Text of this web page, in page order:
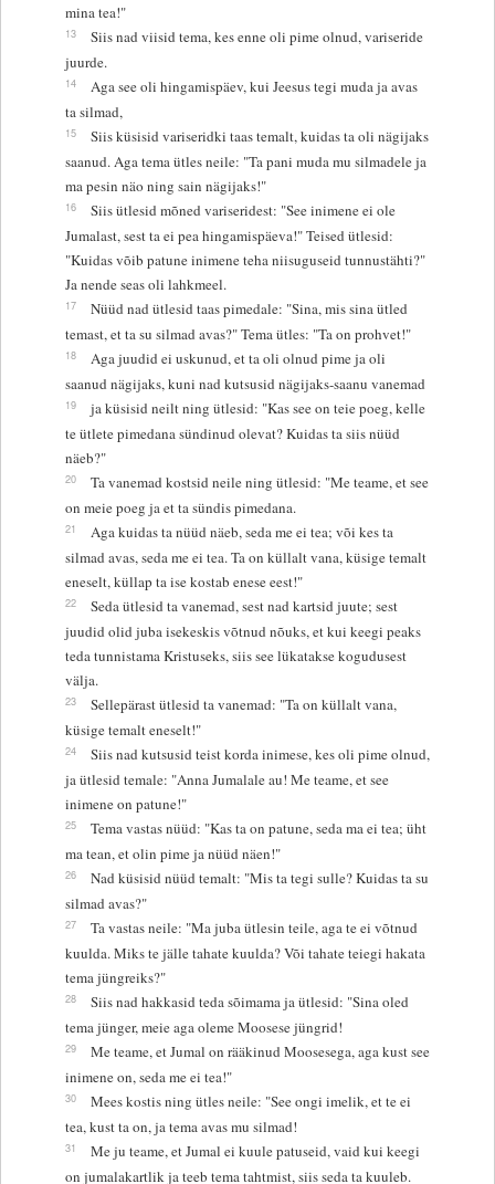
mina tea!"
13
Siis nad viisid tema, kes enne oli pime olnud, variseride
juurde.
14
Aga see oli hingamispäev, kui Jeesus tegi muda ja avas
ta silmad,
15
Siis küsisid variseridki taas temalt, kuidas ta oli nägijaks
saanud. Aga tema ütles neile: "Ta pani muda mu silmadele ja
ma pesin näo ning sain nägijaks!"
16
Siis ütlesid mõned variseridest: "See inimene ei ole
Jumalast, sest ta ei pea hingamispäeva!" Teised ütlesid:
"Kuidas võib patune inimene teha niisuguseid tunnustähti?"
Ja nende seas oli lahkmeel.
17
Nüüd nad ütlesid taas pimedale: "Sina, mis sina ütled
temast, et ta su silmad avas?" Tema ütles: "Ta on prohvet!"
18
Aga juudid ei uskunud, et ta oli olnud pime ja oli
saanud nägijaks, kuni nad kutsusid nägijaks-saanu vanemad
19
ja küsisid neilt ning ütlesid: "Kas see on teie poeg, kelle
te ütlete pimedana sündinud olevat? Kuidas ta siis nüüd
näeb?"
20
Ta vanemad kostsid neile ning ütlesid: "Me teame, et see
on meie poeg ja et ta sündis pimedana.
21
Aga kuidas ta nüüd näeb, seda me ei tea; või kes ta
silmad avas, seda me ei tea. Ta on küllalt vana, küsige temalt
eneselt, küllap ta ise kostab enese eest!"
22
Seda ütlesid ta vanemad, sest nad kartsid juute; sest
juudid olid juba isekeskis võtnud nõuks, et kui keegi peaks
teda tunnistama Kristuseks, siis see lükatakse kogudusest
välja.
23
Sellepärast ütlesid ta vanemad: "Ta on küllalt vana,
küsige temalt eneselt!"
24
Siis nad kutsusid teist korda inimese, kes oli pime olnud,
ja ütlesid temale: "Anna Jumalale au! Me teame, et see
inimene on patune!"
25
Tema vastas nüüd: "Kas ta on patune, seda ma ei tea; üht
ma tean, et olin pime ja nüüd näen!"
26
Nad küsisid nüüd temalt: "Mis ta tegi sulle? Kuidas ta su
silmad avas?"
27
Ta vastas neile: "Ma juba ütlesin teile, aga te ei võtnud
kuulda. Miks te jälle tahate kuulda? Või tahate teiegi hakata
tema jüngreiks?"
28
Siis nad hakkasid teda sõimama ja ütlesid: "Sina oled
tema jünger, meie aga oleme Moosese jüngrid!
29
Me teame, et Jumal on rääkinud Moosesega, aga kust see
inimene on, seda me ei tea!"
30
Mees kostis ning ütles neile: "See ongi imelik, et te ei
tea, kust ta on, ja tema avas mu silmad!
31
Me ju teame, et Jumal ei kuule patuseid, vaid kui keegi
on jumalakartlik ja teeb tema tahtmist, siis seda ta kuuleb.